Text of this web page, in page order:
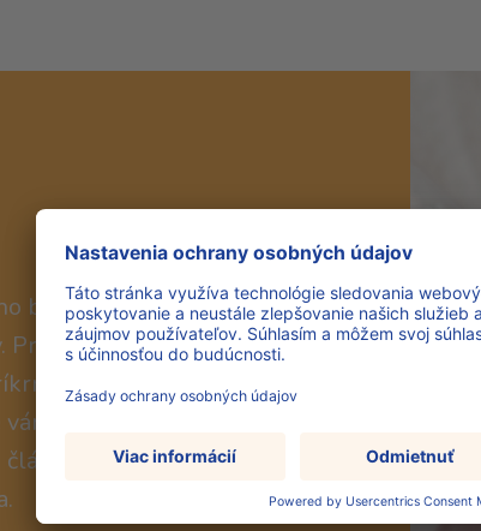
bábätka je plný objavov a
praktické rady o
i každodennej
uľahčia spoločnú cestu.
a podporte zdravý